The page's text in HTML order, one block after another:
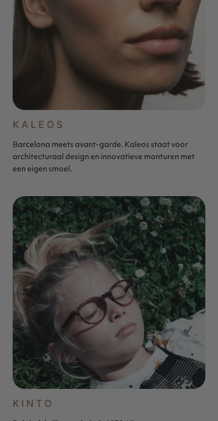
KALEOS
Barcelona meets avant-garde. Kaleos staat voor
architecturaal design en innovatieve monturen met
een eigen smoel.
KINTO